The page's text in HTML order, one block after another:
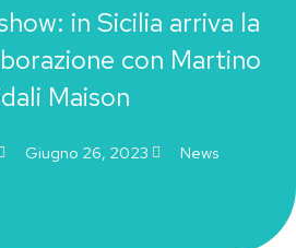
in Sicilia arriva la
con Martino
Maison
Giugno 26, 2023 News